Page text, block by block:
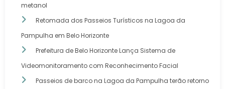
metanol
Retomada dos Passeios Turísticos na Lagoa da
Pampulha em Belo Horizonte
Prefeitura de Belo Horizonte Lança Sistema de
Videomonitoramento com Reconhecimento Facial
Passeios de barco na Lagoa da Pampulha terão retorno